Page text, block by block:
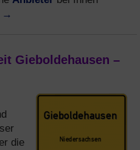
→
Gieboldehausen –
die